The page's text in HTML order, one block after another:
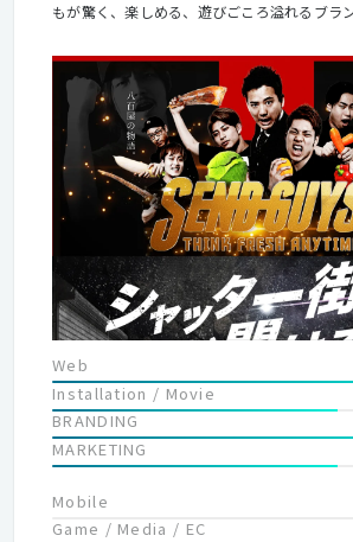
もが驚く、楽しめる、遊びごころ溢れるブラ
顧客に求職者、そして社員。関わるすべての
進めるきっかけになる会社づくりを。トゥモ
名には会社の存在意義が込められている。誰
常識を真っ黒に塗りつぶそう。
Web
Installation / Movie
BRANDING
MARKETING
Mobile
Game / Media / EC